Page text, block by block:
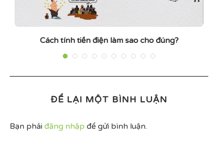
Cách tính tiền điện làm sao cho đúng?
ĐỂ LẠI MỘT BÌNH LUẬN
Bạn phải đăng nhập để gửi bình luận.